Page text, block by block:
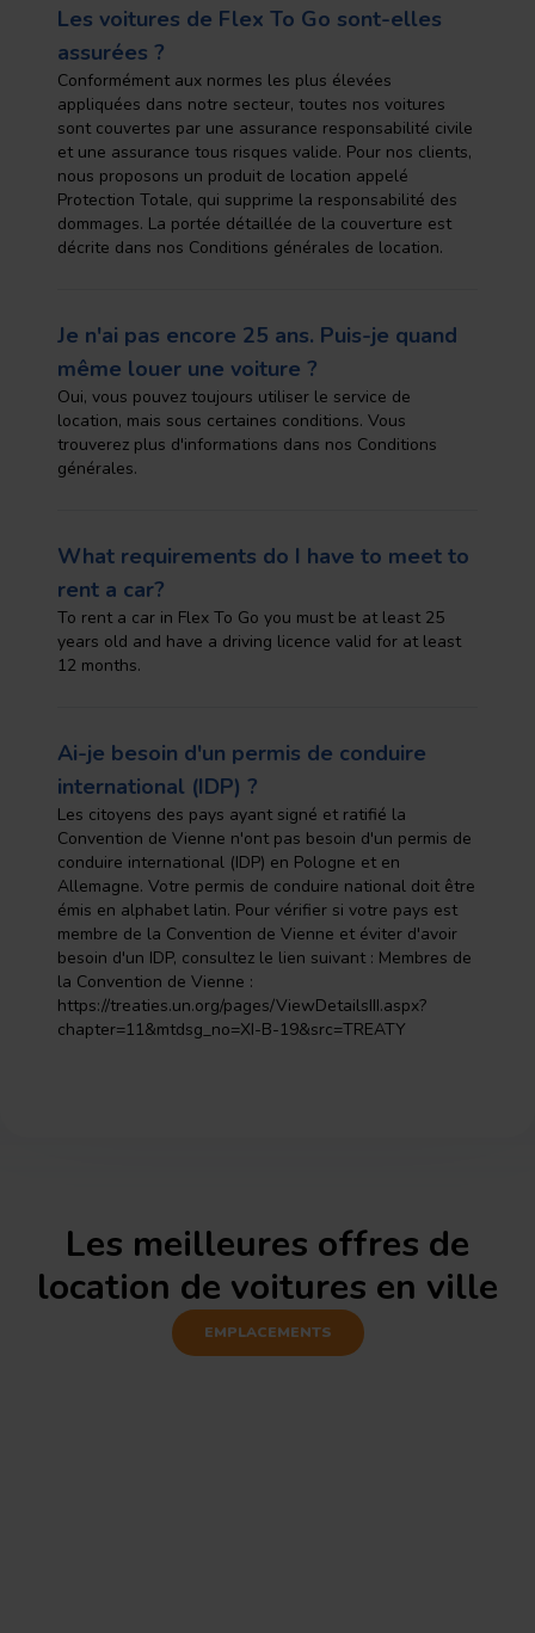
Les voitures de Flex To Go sont-elles
assurées ?
Conformément aux normes les plus élevées
appliquées dans notre secteur, toutes nos voitures
sont couvertes par une assurance responsabilité civile
et une assurance tous risques valide. Pour nos clients,
nous proposons un produit de location appelé
Protection Totale, qui supprime la responsabilité des
dommages. La portée détaillée de la couverture est
décrite dans nos Conditions générales de location.
Je n'ai pas encore 25 ans. Puis-je quand
même louer une voiture ?
Oui, vous pouvez toujours utiliser le service de
location, mais sous certaines conditions. Vous
trouverez plus d'informations dans nos Conditions
générales.
What requirements do I have to meet to
rent a car?
To rent a car in Flex To Go you must be at least 25
years old and have a driving licence valid for at least
12 months.
Ai-je besoin d'un permis de conduire
international (IDP) ?
Les citoyens des pays ayant signé et ratifié la
Convention de Vienne n'ont pas besoin d'un permis de
conduire international (IDP) en Pologne et en
Allemagne. Votre permis de conduire national doit être
émis en alphabet latin. Pour vérifier si votre pays est
membre de la Convention de Vienne et éviter d'avoir
besoin d'un IDP, consultez le lien suivant : Membres de
la Convention de Vienne :
https://treaties.un.org/pages/ViewDetailsIII.aspx?
chapter=11&mtdsg_no=XI-B-19&src=TREATY
Les meilleures offres de
location de voitures en ville
EMPLACEMENTS